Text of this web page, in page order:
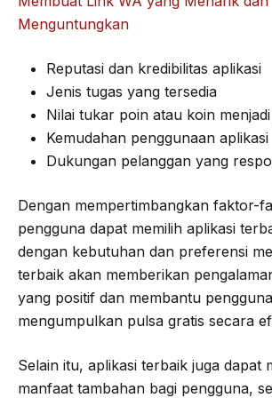
Menguntungkan
Reputasi dan kredibilitas aplikasi
Jenis tugas yang tersedia
Nilai tukar poin atau koin
Kemudahan penggunaan aplikasi
Dukungan pelanggan yang
Dengan mempertimbangkan faktor-
pengguna dapat memilih aplikasi
dengan kebutuhan dan preferensi
terbaik akan memberikan
yang positif dan membantu pengguna
mengumpulkan pulsa gratis secara
Selain itu, aplikasi terbaik juga dapat
manfaat tambahan bagi pengguna,